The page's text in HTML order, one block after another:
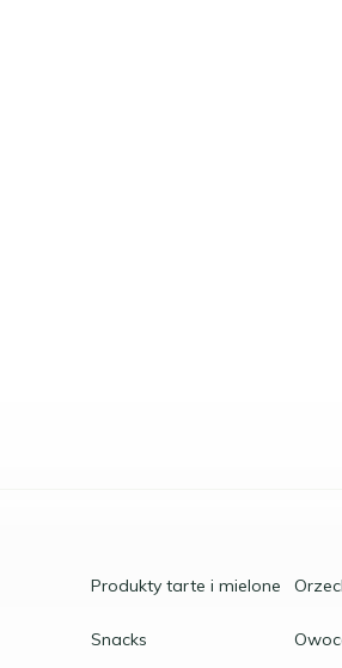
Produkty tarte i mielone
Snacks